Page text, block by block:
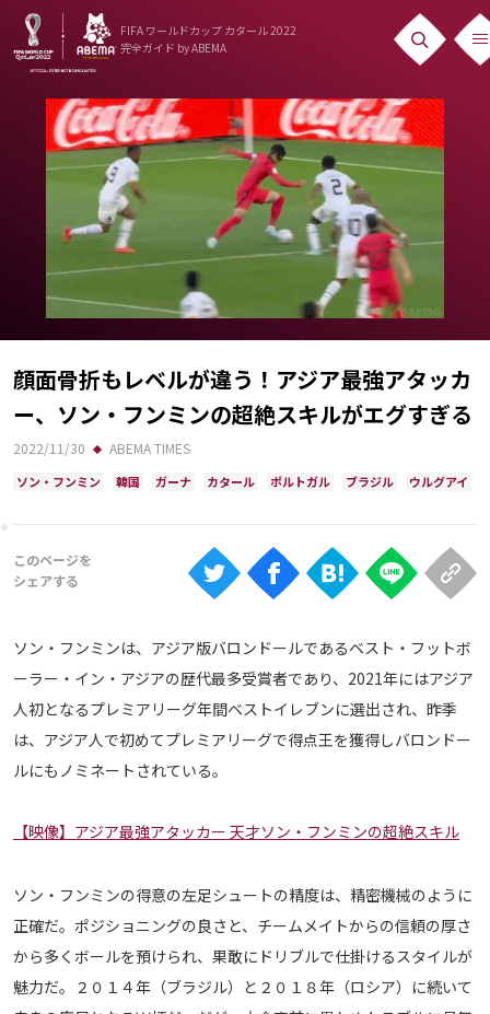
FIFA ワールドカップ カタール 2022
完全ガイド by ABEMA
ニュース
News
出場国
Teams
日本代表
日程・結果
Schedule
ランキング
大会について
About
視聴方法
顔面骨折もレベルが違う！アジア最強アタッカ
ー、ソン・フンミンの超絶スキルがエグすぎる
2022/11/30 ABEMA TIMES
ソン・フンミン 韓国 ガーナ カタール ポルトガル ブラジル ウルグアイ
ソン・フンミンは、アジア版バロンドールであるベスト・フットボ
ーラー・イン・アジアの歴代最多受賞者であり、2021年にはアジア
人初となるプレミアリーグ年間ベストイレブンに選出され、昨季
は、アジア人で初めてプレミアリーグで得点王を獲得しバロンドー
ルにもノミネートされている。
【映像】アジア最強アタッカー 天才ソン・フンミンの超絶スキル
ソン・フンミンの得意の左足シュートの精度は、精密機械のように
正確だ。ポジショニングの良さと、チームメイトからの信頼の厚さ
から多くボールを預けられ、果敢にドリブルで仕掛けるスタイルが
魅力だ。２０１４年（ブラジル）と２０１８年（ロシア）に続いて